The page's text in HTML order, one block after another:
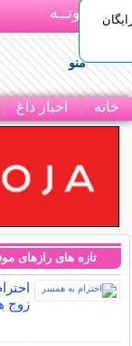
بـیتوتــه
منو
خانه اخبار داغ
تازه های رازهای
زوج